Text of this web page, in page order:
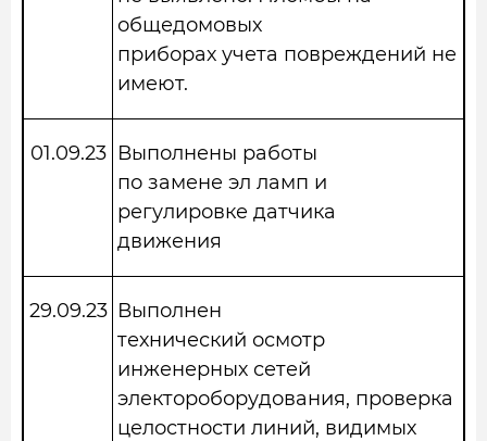
общедомовых
приборах учета повреждений не
имеют.
01.09.23 Выполнены работы
по замене эл ламп и
регулировке датчика
движения
29.09.23 Выполнен
технический осмотр
инженерных сетей
электороборудования, проверка
целостности линий, видимых